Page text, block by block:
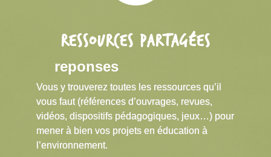
RESSOURCES PARTAGÉES
reponses
Vous y trouverez toutes les ressources qu’il
vous faut (références d’ouvrages, revues,
vidéos, dispositifs pédagogiques, jeux…) pour
mener à bien vos projets en éducation à
l’environnement.